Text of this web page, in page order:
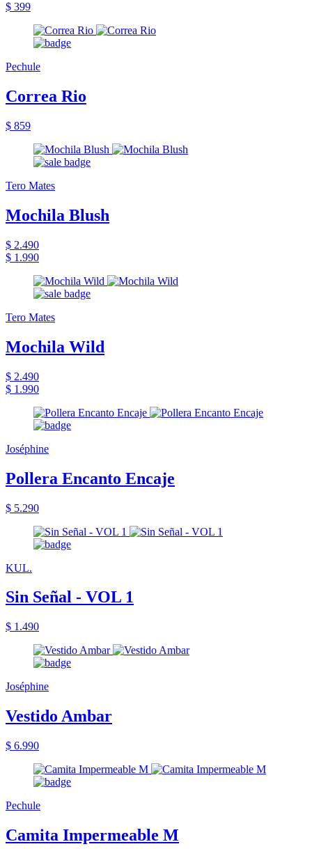
$ 399
Pechule
Correa Rio
$ 859
Tero Mates
Mochila Blush
$ 2.490
$ 1.990
Tero Mates
Mochila Wild
$ 2.490
$ 1.990
Joséphine
Pollera Encanto Encaje
$ 5.290
KUL.
Sin Señal - VOL 1
$ 1.490
Joséphine
Vestido Ambar
$ 6.990
Pechule
Camita Impermeable M